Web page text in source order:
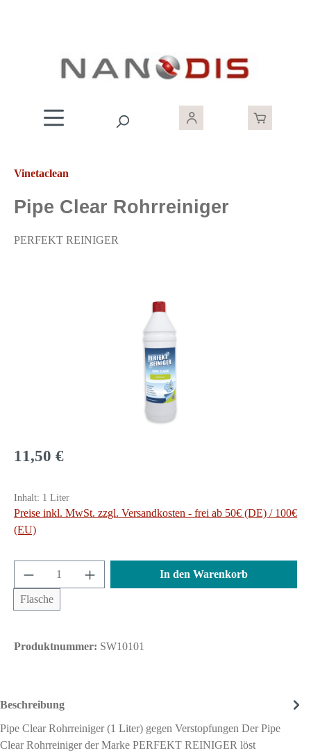
Vinetaclean
Pipe Clear Rohrreiniger
PERFEKT REINIGER
Regulärer Preis:
11,50 €
Inhalt: 1 Liter
Preise inkl. MwSt. zzgl. Versandkosten - frei ab 50€ (DE) / 100€
(EU)
Produkt Anzahl: Gib den gewünschten Wert
Flasche
In den Warenkorb
Produktnummer: SW10101
Beschreibung
Pipe Clear Rohrreiniger (1 Liter) gegen Verstopfungen Der Pipe
Clear Rohrreiniger der Marke PERFEKT REINIGER löst